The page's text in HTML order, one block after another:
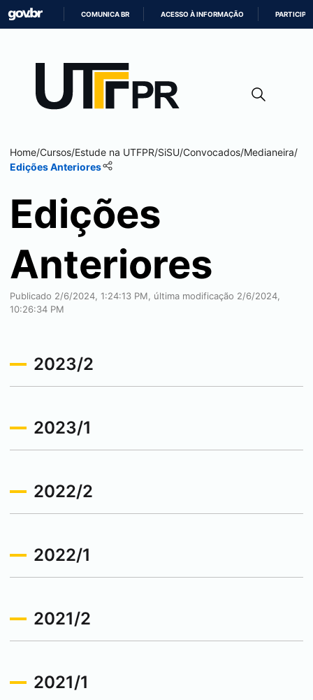
CONTEÚDO
COMUNICA BR ACESSO À INFORMAÇÃO PARTICIPE
Home/Cursos/Estude na UTFPR/SiSU/Convocados/Medianeira/
Edições Anteriores
Edições
Anteriores
Publicado 2/6/2024, 1:24:13 PM, última modificação 2/6/2024,
10:26:34 PM
2023/2
2023/1
2022/2
2022/1
2021/2
2021/1